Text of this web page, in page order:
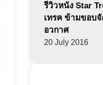
รีวิวหนัง Star
เทรค ข้ามขอบ
อวกาศ
20 July 2016